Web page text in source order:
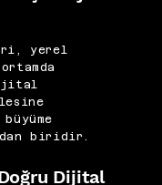
yerel
biridir.
Dijital